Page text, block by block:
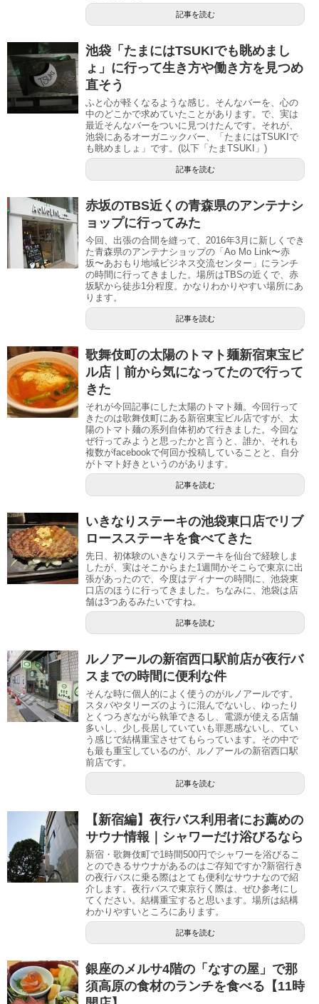
記事を読む
池袋「たまにはTSUKIでも眺めまし
ょ」に行って生き方や働き方を見つめ
直そう
ふと心が軽くなるような感じ。そんなバーを、心の
中のどこかで求めていたことがあります。で、実は
最近そんなバーをついに見つけたんです。それが、
池袋にあるオーガニックバー、「たまにはTSUKIで
も眺めましょ」です。(以下「たまTSUKI」)
記事を読む
赤坂のTBS近くの青森県のアンテナシ
ョップに行ってみた
今回、出張の合間を縫って、2016年3月に新しくでき
た青森県のアンテナショップの「Ao Mo Link〜赤
坂〜あおもり地域ビジネス交流センター」にランチ
の時間に行ってきました。場所はTBSの近くで、赤
坂駅から徒歩1分程度。かなりわかりやすい場所にあ
ります。
記事を読む
歌舞伎町の太陽のトマト麺新宿東宝ビ
ル店｜前から気になってたので行って
きた
それが今回記事にした太陽のトマト麺。今回行って
きたのは歌舞伎町にある新宿東宝ビル店ですが、太
陽のトマト麺の系列自体初めて行きました。今回な
ぜ行ってみようと思ったかと言うと、誰か、それも
複数がfacebookで何回か投稿していることと、自分
がトマト好きというのがあります。
記事を読む
いきなりステーキの池袋東口店でリブ
ロースステーキを食べてきた
先日、初体験のいきなりステーキを仙台で経験しま
したが、実はそこからまた1週間かそこらで東京に出
張があったので、今度はディナーの時間に、池袋東
口店のほうに行ってきました。ちなみに、池袋は店
舗は3つあるみたいですね。
記事を読む
ルノアールの新宿西口駅前店が夜行バ
スまでの時間に便利な件
そんな時に個人的によく使うのがルノアールです。
スタバやタリーズのように混んでないし、ゆったり
とくつろぎながら執筆できるし、電源が使える店舗
多いし、少し長居していていも罪悪感ないし、てい
う感じで結構重宝させてもらっています。その中で
も最も重宝しているのが、ルノアールの新宿西口駅
前店です。
記事を読む
【新宿編】夜行バス利用者にお薦めの
サウナ情報｜シャワーだけ浴びるなら
新宿・歌舞伎町で1時間500円でシャワーを浴びるこ
とのできるサウナがあるのはご存知ですか?新宿行き
の夜行バスに乗る際はとても便利なサウナなので紹
介します。夜行バスで東京行く際は、ぜひ参考にし
てください。結構重宝すると思います。場所は結構
わかりやすいところにあります。
記事を読む
銀座のメルサ4階の「なすの屋」で那
須高原の食材のランチを食べる【11時